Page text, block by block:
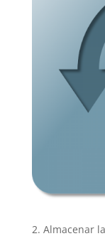
Almacenar